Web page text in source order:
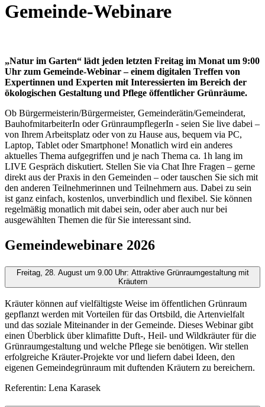
Gemeinde-Webinare
„Natur im Garten“ lädt jeden letzten Freitag im Monat um 9:00
Uhr zum Gemeinde-Webinar – einem digitalen Treffen von
Expertinnen und Experten mit Interessierten im Bereich der
ökologischen Gestaltung und Pflege öffentlicher Grünräume.
Ob Bürgermeisterin/Bürgermeister, Gemeinderätin/Gemeinderat,
BauhofmitarbeiterIn oder GrünraumpflegerIn - seien Sie live dabei –
von Ihrem Arbeitsplatz oder von zu Hause aus, bequem via PC,
Laptop, Tablet oder Smartphone! Monatlich wird ein anderes
aktuelles Thema aufgegriffen und je nach Thema ca. 1h lang im
LIVE Gespräch diskutiert. Stellen Sie via Chat Ihre Fragen – gerne
direkt aus der Praxis in den Gemeinden – oder tauschen Sie sich mit
den anderen Teilnehmerinnen und Teilnehmern aus. Dabei zu sein
ist ganz einfach, kostenlos, unverbindlich und flexibel. Sie können
regelmäßig monatlich mit dabei sein, oder aber auch nur bei
ausgewählten Themen die für Sie interessant sind.
Gemeindewebinare 2026
Freitag, 28. August um 9.00 Uhr: Attraktive Grünraumgestaltung mit
Kräutern
Kräuter können auf vielfältigste Weise im öffentlichen Grünraum
gepflanzt werden mit Vorteilen für das Ortsbild, die Artenvielfalt
und das soziale Miteinander in der Gemeinde. Dieses Webinar gibt
einen Überblick über klimafitte Duft-, Heil- und Wildkräuter für die
Grünraumgestaltung und welche Pflege sie benötigen. Wir stellen
erfolgreiche Kräuter-Projekte vor und liefern dabei Ideen, den
eigenen Gemeindegrünraum mit duftenden Kräutern zu bereichern.
Referentin: Lena Karasek